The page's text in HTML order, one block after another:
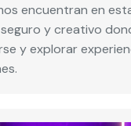
encuentran en
y creativo
y explorar